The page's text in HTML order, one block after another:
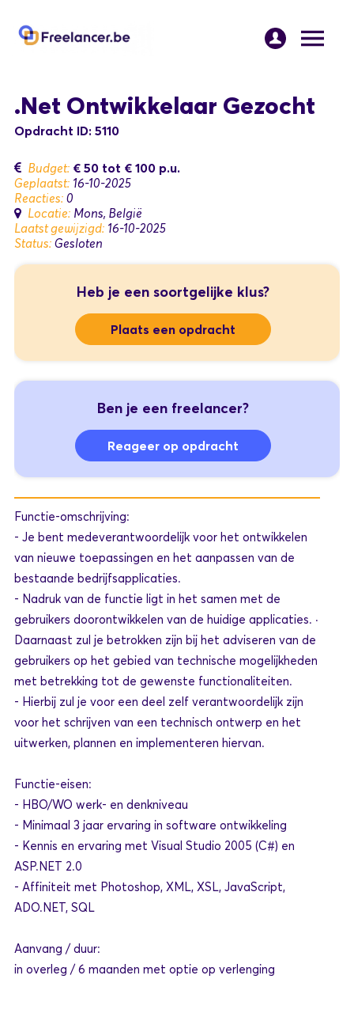
.Net Ontwikkelaar Gezocht
Opdracht ID: 5110
Budget: € 50 tot € 100 p.u.
Geplaatst: 16-10-2025
Reacties: 0
Locatie: Mons, België
Laatst gewijzigd: 16-10-2025
Status: Gesloten
Heb je een soortgelijke klus?
Plaats een opdracht
Ben je een freelancer?
Reageer op opdracht
Functie-omschrijving:
- Je bent medeverantwoordelijk voor het ontwikkelen
van nieuwe toepassingen en het aanpassen van de
bestaande bedrijfsapplicaties.
- Nadruk van de functie ligt in het samen met de
gebruikers doorontwikkelen van de huidige applicaties. ·
Daarnaast zul je betrokken zijn bij het adviseren van de
gebruikers op het gebied van technische mogelijkheden
met betrekking tot de gewenste functionaliteiten.
- Hierbij zul je voor een deel zelf verantwoordelijk zijn
voor het schrijven van een technisch ontwerp en het
uitwerken, plannen en implementeren hiervan.
Functie-eisen:
- HBO/WO werk- en denkniveau
- Minimaal 3 jaar ervaring in software ontwikkeling
- Kennis en ervaring met Visual Studio 2005 (C#) en
ASP.NET 2.0
- Affiniteit met Photoshop, XML, XSL, JavaScript,
ADO.NET, SQL
Aanvang / duur:
in overleg / 6 maanden met optie op verlenging